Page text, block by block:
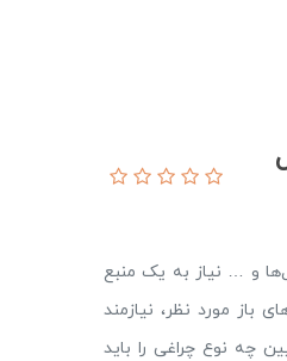
پل‌ها و … نیاز به یک منبع
باز مورد نظر، نیازمند
چه نوع چراغی را باید